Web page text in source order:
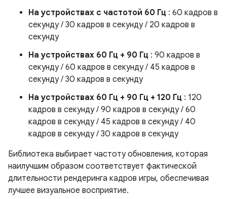
На устройствах с частотой 60 Гц : 60 кадров в
секунду / 30 кадров в секунду / 20 кадров в
секунду
На устройствах 60 Гц + 90 Гц : 90 кадров в
секунду / 60 кадров в секунду / 45 кадров в
секунду / 30 кадров в секунду
На устройствах 60 Гц + 90 Гц + 120 Гц : 120
кадров в секунду / 90 кадров в секунду / 60
кадров в секунду / 45 кадров в секунду / 40
кадров в секунду / 30 кадров в секунду
Библиотека выбирает частоту обновления, которая
наилучшим образом соответствует фактической
длительности рендеринга кадров игры, обеспечивая
лучшее визуальное восприятие.